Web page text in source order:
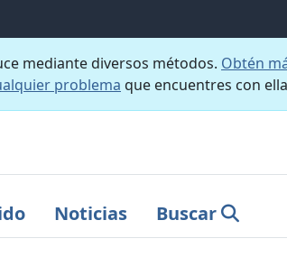
mediante diversos métodos. Obtén
problema que encuentres con
Noticias Buscar